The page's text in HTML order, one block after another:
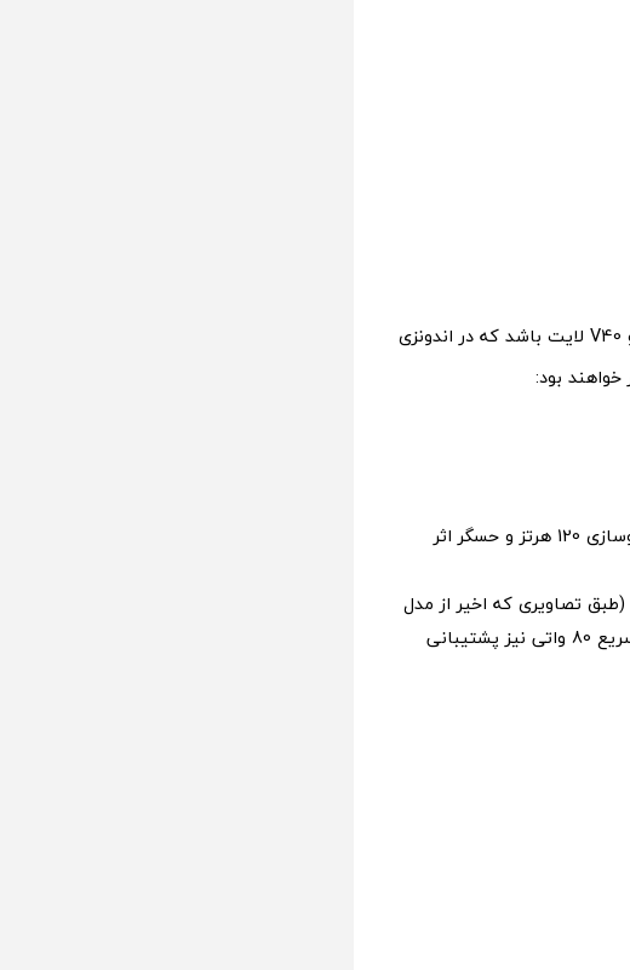
شایعه شده که ویوو وای 300 فایو جی، ممکن است نسخه‌ای از گوشی ویوو V40 لایت باشد که در اندونزی
بود:
صفحه‌نمایش: نمایشگر 6.67 اینچی AMOLED با کیفیت FullHD+، نرخ نوسازی 120 هرتز و حسگر اثر
میلی‌آمپر ساعت با پشتیبانی از شارژ سریع 80 واتی (طبق تصاویری که اخیر از مدل
معمولی ویوو Y300 فایو جی منتشر شده، به نظر این دستگاه از شارژ سریع 80 واتی نیز پشتیبانی